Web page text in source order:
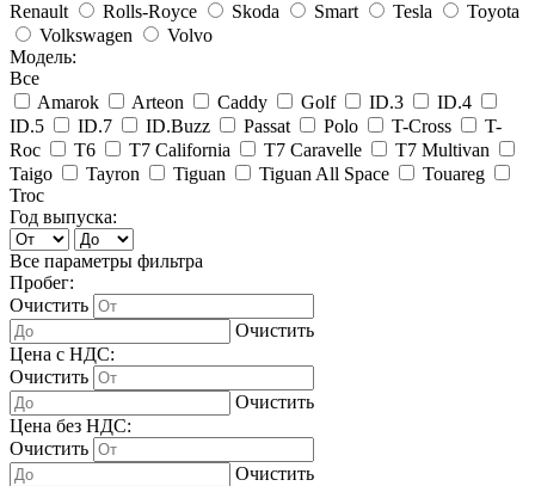
Renault
Rolls-Royce Skoda Smart Tesla
Toyota
Volkswagen
Volvo
Модель:
Все
Amarok
Arteon Caddy Golf ID.3
ID.4
ID.5
ID.7 ID.Buzz Passat Polo T-Cross
T-
Roc
T6 T7 California T7 Caravelle
T7 Multivan
Taigo
Tayron Tiguan Tiguan All Space
Touareg
Troc
Год выпуска:
Все параметры фильтра
Пробег:
Очистить
Очистить
Цена с НДС:
Очистить
Очистить
Цена без НДС:
Очистить
Очистить